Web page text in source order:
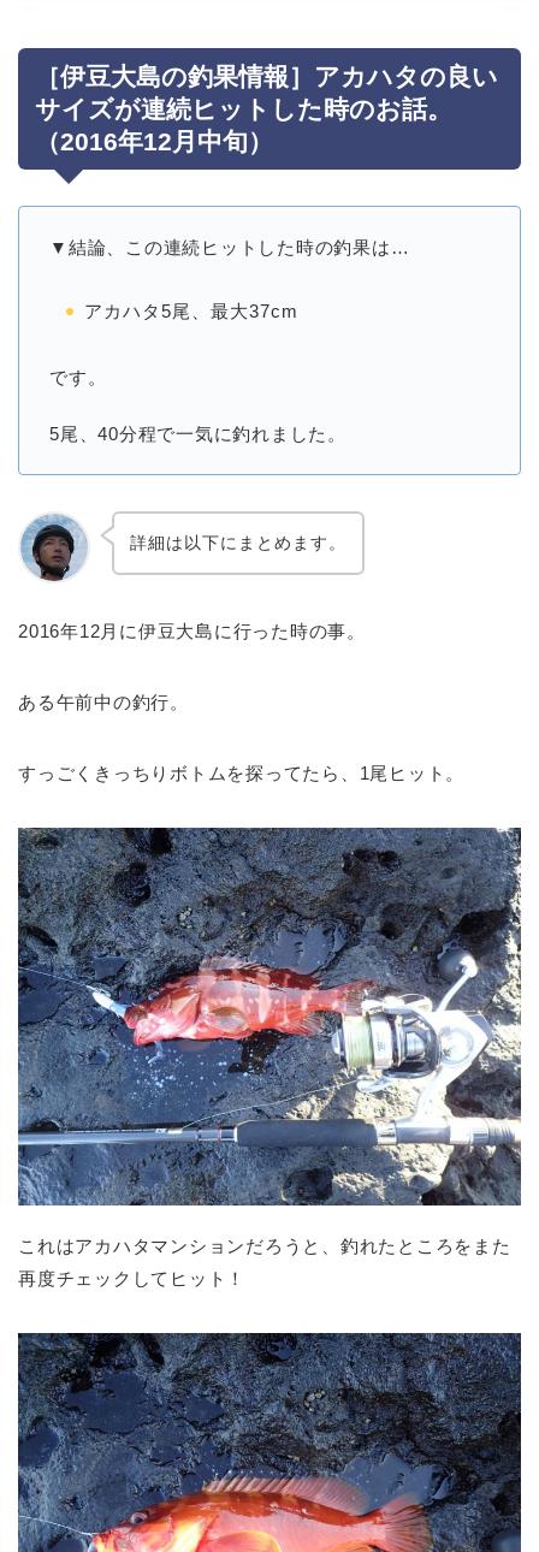
［伊豆大島の釣果情報］アカハタの良い
サイズが連続ヒットした時のお話。
（2016年12月中旬）
▼結論、この連続ヒットした時の釣果は…
アカハタ5尾、最大37cm
です。
5尾、40分程で一気に釣れました。
詳細は以下にまとめます。
2016年12月に伊豆大島に行った時の事。
ある午前中の釣行。
すっごくきっちりボトムを探ってたら、1尾ヒット。
これはアカハタマンションだろうと、釣れたところをまた
再度チェックしてヒット！